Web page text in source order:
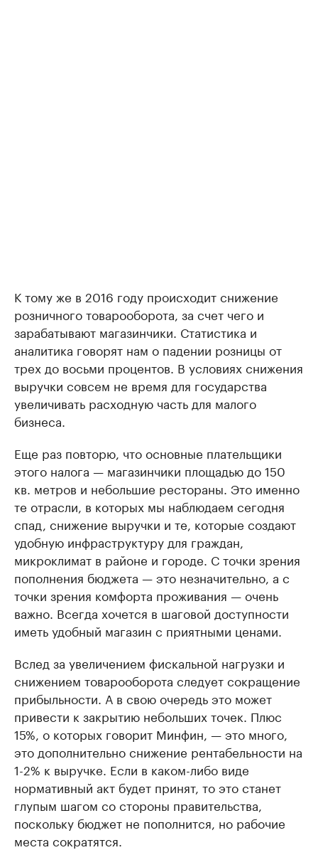
К тому же в 2016 году происходит снижение
розничного товарооборота, за счет чего и
зарабатывают магазинчики. Статистика и
аналитика говорят нам о падении розницы от
трех до восьми процентов. В условиях снижения
выручки совсем не время для государства
увеличивать расходную часть для малого
бизнеса.
Еще раз повторю, что основные плательщики
этого налога — магазинчики площадью до 150
кв. метров и небольшие рестораны. Это именно
те отрасли, в которых мы наблюдаем сегодня
спад, снижение выручки и те, которые создают
удобную инфраструктуру для граждан,
микроклимат в районе и городе. С точки зрения
пополнения бюджета — это незначительно, а с
точки зрения комфорта проживания — очень
важно. Всегда хочется в шаговой доступности
иметь удобный магазин с приятными ценами.
Вслед за увеличением фискальной нагрузки и
снижением товарооборота следует сокращение
прибыльности. А в свою очередь это может
привести к закрытию небольших точек. Плюс
15%, о которых говорит Минфин, — это много,
это дополнительно снижение рентабельности на
1-2% к выручке. Если в каком-либо виде
нормативный акт будет принят, то это станет
глупым шагом со стороны правительства,
поскольку бюджет не пополнится, но рабочие
места сократятся.